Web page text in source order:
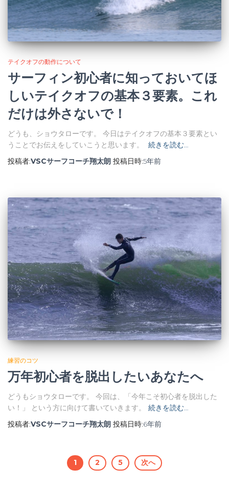
テイクオフの動作について
サーフィン初心者に知っておいてほ
しいテイクオフの基本３要素。これ
だけは外さないで！
どうも、ショウタローです。 今日はテイクオフの基本３要素とい
うことでお伝えをしていこうと思います。
続きを読む…
投稿者:VSCサーフコーチ翔太朗 投稿日時:5年前
練習のコツ
万年初心者を脱出したいあなたへ
どうもショウタローです。 今回は、「今年こそ初心者を脱出した
い！」 という方に向けて書いていきます。
続きを読む…
投稿者:VSCサーフコーチ翔太朗 投稿日時:6年前
1 2 5 次へ